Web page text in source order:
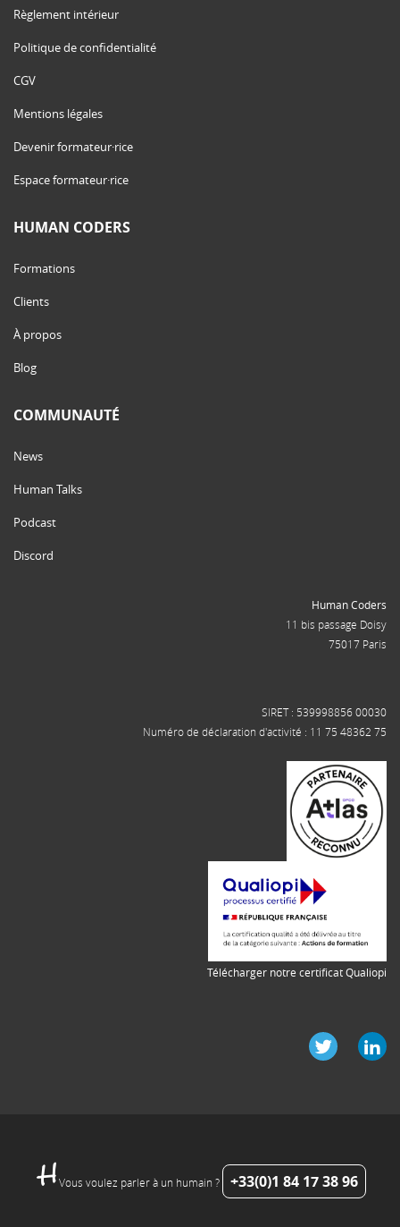
Règlement intérieur
Politique de confidentialité
CGV
Mentions légales
Devenir formateur·rice
Espace formateur·rice
HUMAN CODERS
Formations
Clients
À propos
Blog
COMMUNAUTÉ
News
Human Talks
Podcast
Discord
Human Coders
11 bis passage Doisy
75017 Paris
SIRET : 539998856 00030
Numéro de déclaration d'activité : 11 75 48362 75
Télécharger notre certificat Qualiopi
Vous voulez parler à un humain ? +33(0)1 84 17 38 96